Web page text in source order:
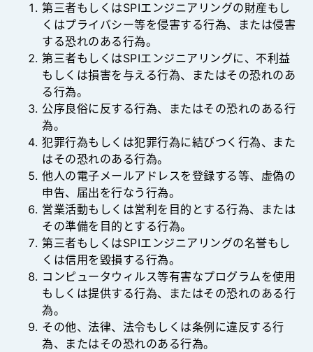
第三者もしくはSPIエンジニアリングの財産もし
くはプライバシー等を侵害する行為、または侵害
する恐れのある行為。
第三者もしくはSPIエンジニアリングに、不利益
もしくは損害を与える行為、またはその恐れのあ
る行為。
公序良俗に反する行為、またはその恐れのある行
為。
犯罪行為もしくは犯罪行為に結びつく行為、また
はその恐れのある行為。
他人の電子メールアドレスを登録する等、虚偽の
申告、届出を行なう行為。
営業活動もしくは営利を目的とする行為、または
その準備を目的とする行為。
第三者もしくはSPIエンジニアリングの名誉もし
くは信用を毀損する行為。
コンピュータウィルス等有害なプログラムを使用
もしくは提供する行為、またはその恐れのある行
為。
その他、法律、法令もしくは条例に違反する行
為、またはその恐れのある行為。